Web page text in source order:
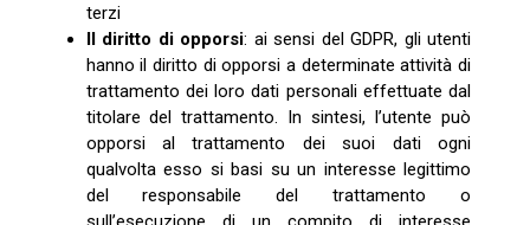
terzi
Il diritto di opporsi: ai sensi del GDPR, gli utenti
hanno il diritto di opporsi a determinate attività di
trattamento dei loro dati personali effettuate dal
titolare del trattamento. In sintesi, l’utente può
opporsi al trattamento dei suoi dati ogni
qualvolta esso si basi su un interesse legittimo
del responsabile del trattamento o